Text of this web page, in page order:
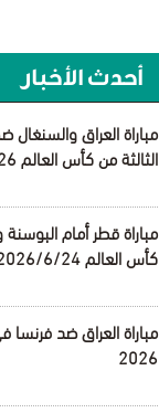
أحدث الأخبار
مباراة العراق والسنغال
الثالثة من كأس العالم 2026
مباراة قطر أمام
كأس العالم 2026/6/24
مباراة العراق ضد
2026